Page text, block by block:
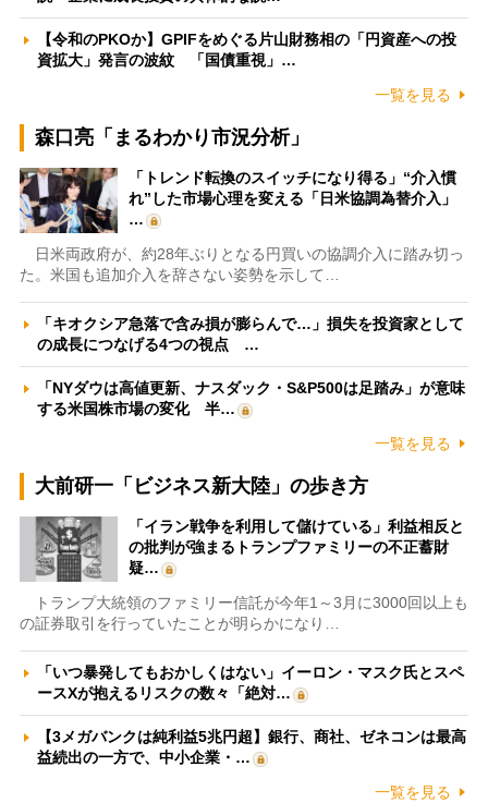
【令和のPKOか】GPIFをめぐる片山財務相の「円資産への投
資拡大」発言の波紋 「国債重視」…
一覧を見る
森口亮「まるわかり市況分析」
「トレンド転換のスイッチになり得る」“介入慣
れ”した市場心理を変える「日米協調為替介入」
…
日米両政府が、約28年ぶりとなる円買いの協調介入に踏み切っ
た。米国も追加介入を辞さない姿勢を示して…
「キオクシア急落で含み損が膨らんで…」損失を投資家として
の成長につなげる4つの視点 …
「NYダウは高値更新、ナスダック・S&P500は足踏み」が意味
する米国株市場の変化 半…
一覧を見る
大前研一「ビジネス新大陸」の歩き方
「イラン戦争を利用して儲けている」利益相反と
の批判が強まるトランプファミリーの不正蓄財
疑…
トランプ大統領のファミリー信託が今年1～3月に3000回以上も
の証券取引を行っていたことが明らかになり…
「いつ暴発してもおかしくはない」イーロン・マスク氏とスペ
ースXが抱えるリスクの数々「絶対…
【3メガバンクは純利益5兆円超】銀行、商社、ゼネコンは最高
益続出の一方で、中小企業・…
一覧を見る